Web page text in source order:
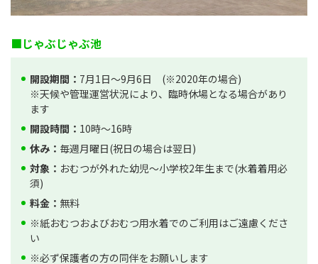
■じゃぶじゃぶ池
開設期間： 7月1日～9月6日 (※2020年の場合)
※天候や管理運営状況により、臨時休場となる場合があり
ます
開設時間： 10時～16時
休み： 毎週月曜日(祝日の場合は翌日)
対象： おむつが外れた幼児～小学校2年生まで(水着着用必
須)
料金： 無料
※紙おむつおよびおむつ用水着でのご利用はご遠慮くださ
い
※必ず保護者の方の同伴をお願いします